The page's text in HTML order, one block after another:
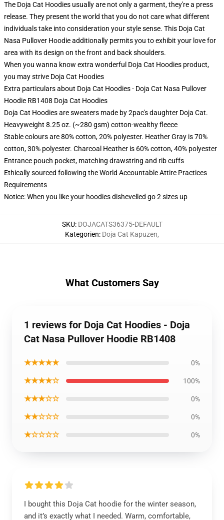
The Doja Cat Hoodies usually are not only a garment, they're a press
release. They present the world that you do not care what different
individuals take into consideration your style sense. This Doja Cat
Nasa Pullover Hoodie additionally permits you to exhibit your love for
area with its design on the front and back shoulders.
When you wanna know extra wonderful Doja Cat Hoodies product,
you may strive Doja Cat Hoodies
Extra particulars about Doja Cat Hoodies - Doja Cat Nasa Pullover
Hoodie RB1408 Doja Cat Hoodies
Doja Cat Hoodies are sweaters made by 2pac's daughter Doja Cat.
Heavyweight 8.25 oz. (~280 gsm) cotton-wealthy fleece
Stable colours are 80% cotton, 20% polyester. Heather Gray is 70%
cotton, 30% polyester. Charcoal Heather is 60% cotton, 40% polyester
Entrance pouch pocket, matching drawstring and rib cuffs
Ethically sourced following the World Accountable Attire Practices
Requirements
Notice: When you like your hoodies dishevelled go 2 sizes up
SKU: DOJACATS36375-DEFAULT
Kategorien: Doja Cat Kapuzen,
What Customers Say
1 reviews for Doja Cat Hoodies - Doja
Cat Nasa Pullover Hoodie RB1408
★★★★★ 0%
★★★★☆ 100%
★★★☆☆ 0%
★★☆☆☆ 0%
★☆☆☆☆ 0%
I bought this Doja Cat hoodie for the winter season,
and it’s exactly what I needed. Warm, comfortable,